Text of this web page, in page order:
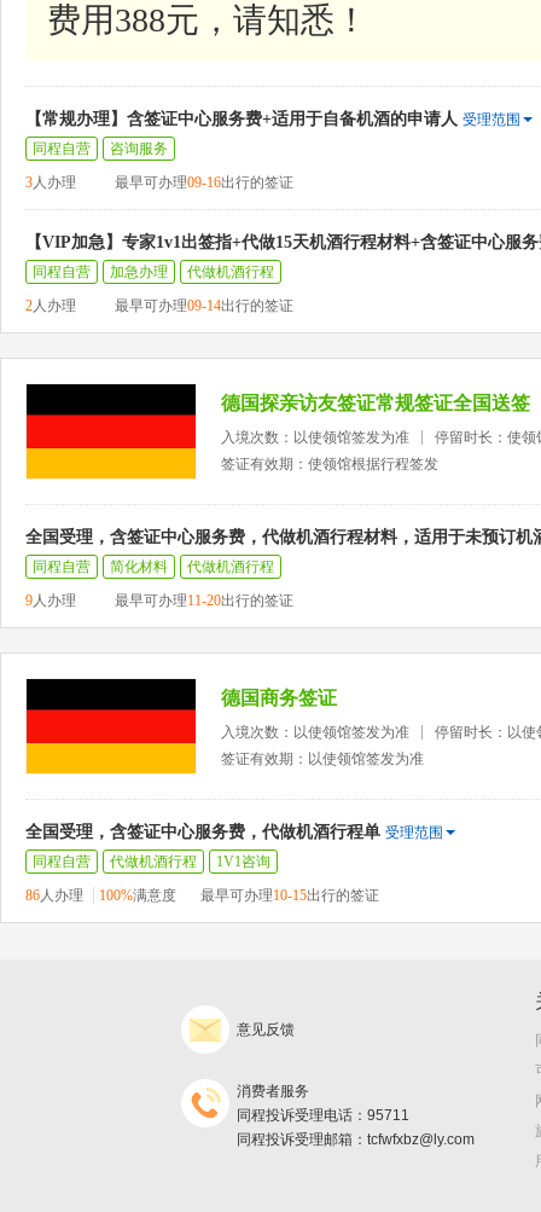
费用388元，请知悉！
【常规办理】含签证中心服务费+适用于自备机酒的申请人 受理范围
同程自营
咨询服务
3人办理 最早可办理09-16出行的签证
【VIP加急】专家1v1出签指+代做15天机酒行程材料+含签证中心服
同程自营 加急办理
代做机酒行程
2人办理 最早可办理09-14出行的签证
德国探亲访友签证常规签证全国送签
入境次数：以使领馆签发为准
停留时长：使领
签证有效期：使领馆根据行程签发
全国受理，含签证中心服务费，代做机酒行程材料，适用于未预订机
同程自营 简化材料
代做机酒行程
9人办理 最早可办理11-20出行的签证
德国商务签证
入境次数：以使领馆签发为准
停留时长：以使
签证有效期：以使领馆签发为准
全国受理，含签证中心服务费，代做机酒行程单 受理范围
同程自营
代做机酒行程
1V1咨询
86人办理 100%满意度 最早可办理10-15出行的签证
意见反馈
消费者服务
同程投诉受理电话：95711
同程投诉受理邮箱：tcfwfxbz@ly.com